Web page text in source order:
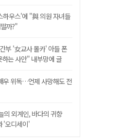
하우스'에 "與 의원 자녀들
까?"
부 '女교사 몰카' 아들 폰
는 사안" 내부망에 글
우 위독…언제 사망해도 전
의 외계인, 바다의 귀향
'오디세이'